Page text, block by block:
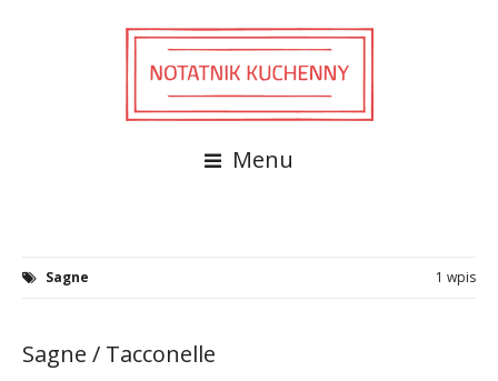
Menu
Sagne 1 wpis
Sagne / Tacconelle